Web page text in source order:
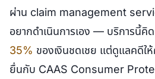
ผ่าน claim management
อยากดำเนินการเอง — บริการนี้คิ
35% ของเงินชดเชย แต่ดูแลคดีใ
ยื่นกับ CAAS Consumer